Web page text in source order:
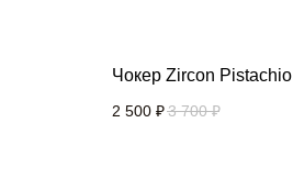
Чокер Zircon Pistachio
2 500 ₽3 700 ₽